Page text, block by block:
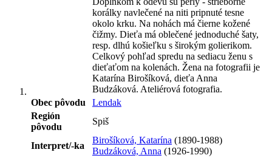
korálky navlečené na niti pripnuté tesne
okolo krku. Na nohách má čierne kožené
čižmy. Dieťa má oblečené jednoduché šaty,
resp. dlhú košieľku s širokým golierikom.
Celkový pohľad spredu na sediacu ženu s
dieťaťom na kolenách. Žena na fotografii je
Katarína Birošíková, dieťa Anna
Budzáková. Ateliérová fotografia.
Obec pôvodu
Lendak
Región
pôvodu
Spiš
Interpret/-ka
Birošíková, Katarína (1890-1988)
Budzáková, Anna (1926-1990)